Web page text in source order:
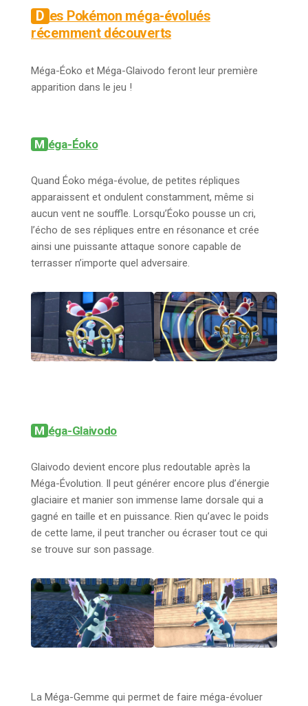
Des Pokémon méga-évolués
récemment découverts
Méga-Éoko et Méga-Glaivodo feront leur première
apparition dans le jeu !
Méga-Éoko
Quand Éoko méga-évolue, de petites répliques
apparaissent et ondulent constamment, même si
aucun vent ne souffle. Lorsqu’Éoko pousse un cri,
l’écho de ses répliques entre en résonance et crée
ainsi une puissante attaque sonore capable de
terrasser n’importe quel adversaire.
Méga-Glaivodo
Glaivodo devient encore plus redoutable après la
Méga-Évolution. Il peut générer encore plus d’énergie
glaciaire et manier son immense lame dorsale qui a
gagné en taille et en puissance. Rien qu’avec le poids
de cette lame, il peut trancher ou écraser tout ce qui
se trouve sur son passage.
La Méga-Gemme qui permet de faire méga-évoluer